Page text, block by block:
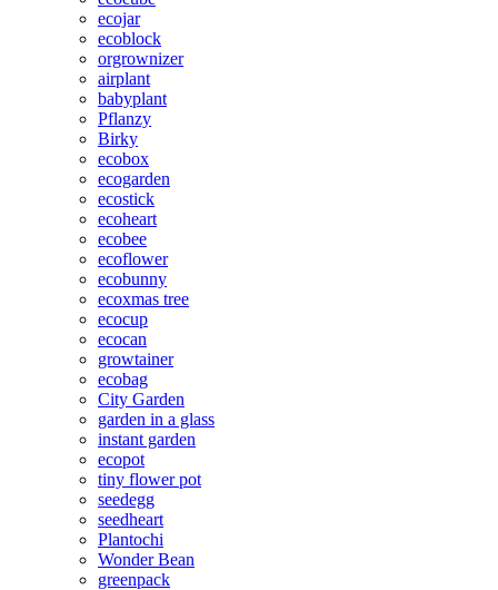
ecojar
ecoblock
orgrownizer
airplant
babyplant
Pflanzy
Birky
ecobox
ecogarden
ecostick
ecoheart
ecobee
ecoflower
ecobunny
ecoxmas tree
ecocup
ecocan
growtainer
ecobag
City Garden
garden in a glass
instant garden
ecopot
tiny flower pot
seedegg
seedheart
Plantochi
Wonder Bean
greenpack